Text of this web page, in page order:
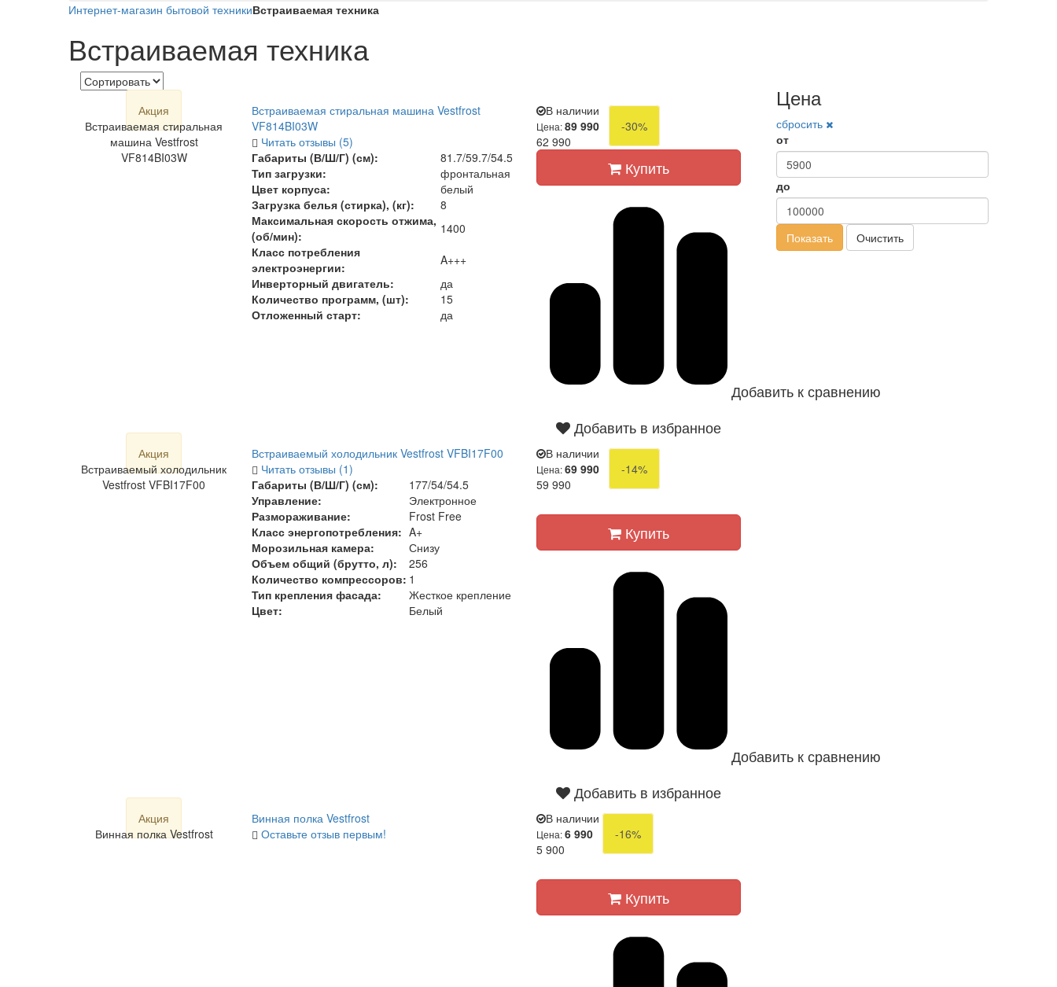
Интернет-магазин бытовой техникиВстраиваемая техника
Встраиваемая техника
Акция
Встраиваемая стиральная
машина Vestfrost
VF814BI03W
Встраиваемая стиральная машина Vestfrost
VF814BI03W
Читать отзывы (5)
Габариты (В/Ш/Г) (см):
81.7/59.7/54.5
Тип загрузки:
фронтальная
Цвет корпуса:
белый
Загрузка белья (стирка), (кг):
8
Максимальная скорость отжима,
(об/мин):
1400
Класс потребления
электроэнергии:
A+++
Инверторный двигатель:
да
Количество программ, (шт):
15
Отложенный старт:
да
В наличии
Цена:89 990
-30%
62 990
Купить
Добавить к сравнению
Добавить в избранное
Акция
Встраиваемый холодильник
Vestfrost VFBI17F00
Встраиваемый холодильник Vestfrost VFBI17F00
Читать отзывы (1)
Габариты (В/Ш/Г) (см):
177/54/54.5
Управление:
Электронное
Размораживание:
Frost Free
Класс энергопотребления: A+
Морозильная камера:
Снизу
Объем общий (брутто, л):
256
Количество компрессоров: 1
Тип крепления фасада:
Жесткое крепление
Цвет:
Белый
В наличии
Цена:69 990
-14%
59 990
Купить
Добавить к сравнению
Добавить в избранное
Акция
Винная полка Vestfrost
Винная полка Vestfrost
Оставьте отзыв первым!
В наличии
Цена:6 990
-16%
5 900
Купить
Цена
сбросить
от
до
Показать Очистить